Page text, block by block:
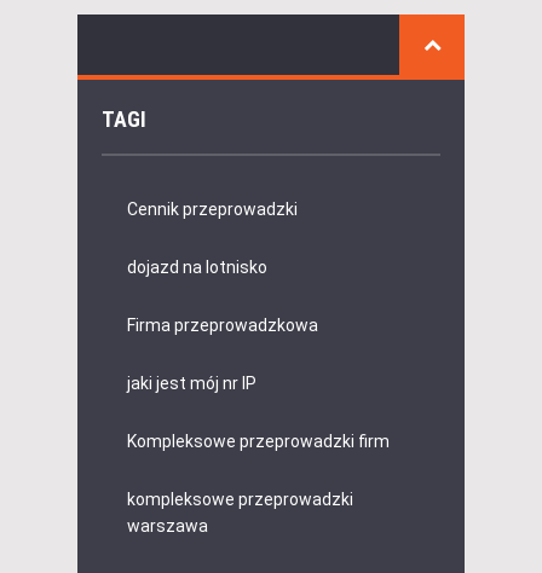
TAGI
Cennik przeprowadzki
dojazd na lotnisko
Firma przeprowadzkowa
jaki jest mój nr IP
Kompleksowe przeprowadzki firm
kompleksowe przeprowadzki
warszawa